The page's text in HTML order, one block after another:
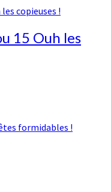
15 Ouh les
formidables !